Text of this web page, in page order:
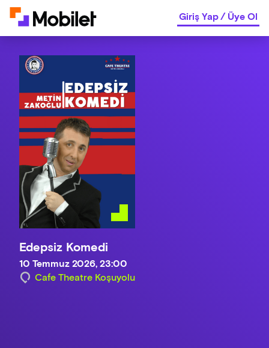
Giriş Yap/Üye Ol
Edepsiz Komedi
10 Temmuz 2026, 23:00
Cafe Theatre Koşuyolu